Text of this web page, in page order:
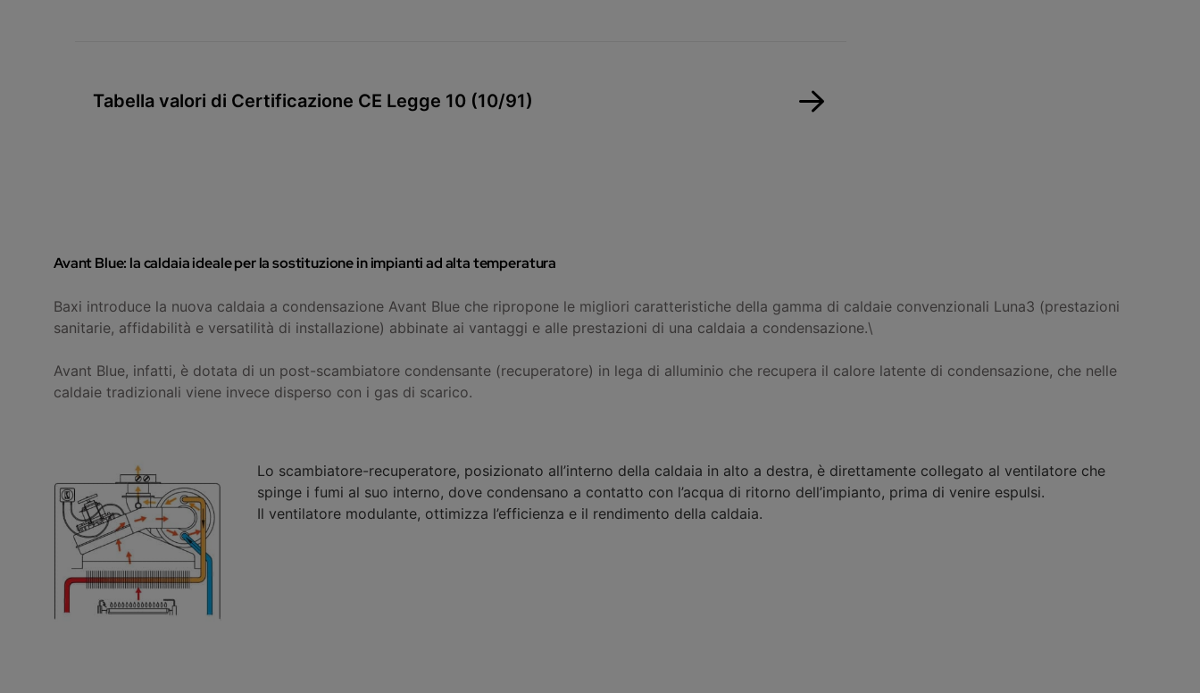
Tabella valori di Certificazione CE Legge 10 (10/91)
Avant Blue: la caldaia ideale per la sostituzione in impianti ad alta temperatura
Baxi introduce la nuova caldaia a condensazione Avant Blue che ripropone le migliori caratteristiche della gamma di caldaie convenzionali Luna3 (prestazioni
sanitarie, affidabilità e versatilità di installazione) abbinate ai vantaggi e alle prestazioni di una caldaia a condensazione.\
Avant Blue, infatti, è dotata di un post-scambiatore condensante (recuperatore) in lega di alluminio che recupera il calore latente di condensazione, che nelle
caldaie tradizionali viene invece disperso con i gas di scarico.
Lo scambiatore-recuperatore, posizionato all’interno della caldaia in alto a destra, è direttamente collegato al ventilatore che
spinge i fumi al suo interno, dove condensano a contatto con l’acqua di ritorno dell’impianto, prima di venire espulsi.
Il ventilatore modulante, ottimizza l’efficienza e il rendimento della caldaia.